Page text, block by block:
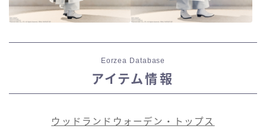
Eorzea Database
アイテム情報
ウッドランドウォーデン・トップス